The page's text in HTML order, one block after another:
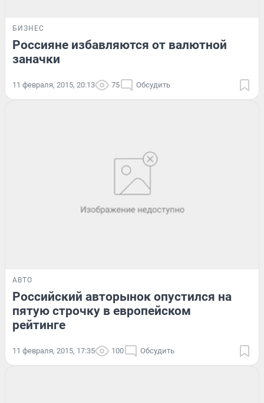
БИЗНЕС
Россияне избавляются от валютной
заначки
11 февраля, 2015, 20:13 75 Обсудить
АВТО
Российский авторынок опустился на
пятую строчку в европейском
рейтинге
11 февраля, 2015, 17:35 100 Обсудить